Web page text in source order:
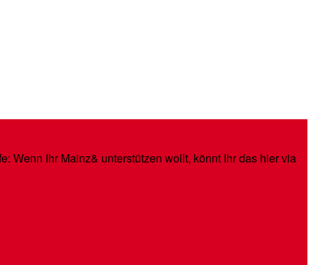
Wenn Ihr Mainz& unterstützen wollt, könnt Ihr das hier via